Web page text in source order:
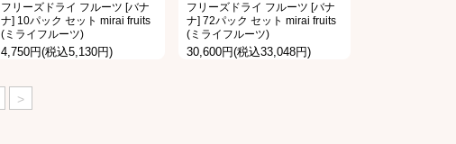
フリーズドライ フルーツ [バナ
ナ] 10パック セット mirai fruits
(ミライフルーツ)
4,750円(税込5,130円)
フリーズドライ フルーツ [バナ
ナ] 72パック セット mirai fruits
(ミライフルーツ)
30,600円(税込33,048円)
>